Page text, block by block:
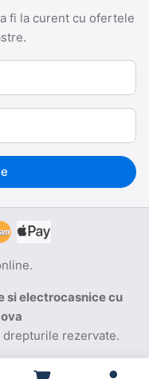
fi la curent cu ofertele
si electrocasnice cu
rezervate.